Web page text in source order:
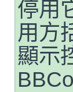
停用
用方
顯示